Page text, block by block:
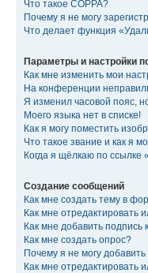
Что такое COPPA?
Почему я не могу
Что делает функция
Параметры и настройки
Как мне изменить мои
На конференции
Я изменил часовой пояс,
Моего языка нет в списке!
Как я могу поместить
Что такое звание и как я
Когда я щёлкаю по ссылке
Создание сообщений
Как мне создать тему в
Как мне отредактировать
Как мне добавить
Как мне создать опрос?
Почему я не могу
Как мне отредактировать